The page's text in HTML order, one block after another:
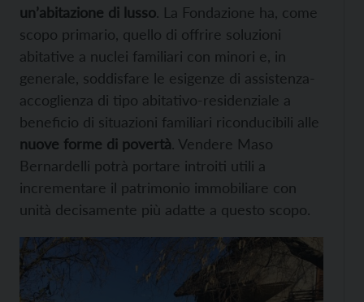
un’abitazione di lusso. La Fondazione ha, come
scopo primario, quello di offrire soluzioni
abitative a nuclei familiari con minori e, in
generale, soddisfare le esigenze di assistenza-
accoglienza di tipo abitativo-residenziale a
beneficio di situazioni familiari riconducibili alle
nuove forme di povertà. Vendere Maso
Bernardelli potrà portare introiti utili a
incrementare il patrimonio immobiliare con
unità decisamente più adatte a questo scopo.